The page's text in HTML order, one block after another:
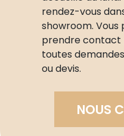
rendez-vous
showroom.
prendre contact
toutes
ou devis.
NOUS